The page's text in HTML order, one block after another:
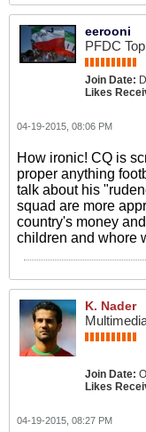
eerooni
PFDC
Join Date:
Likes
04-19-2015, 08:06 PM
How ironic! CQ is
proper anything
talk about his
squad are more
country's money
children and whore
K. Nader
Join Date:
Likes
04-19-2015, 08:27 PM